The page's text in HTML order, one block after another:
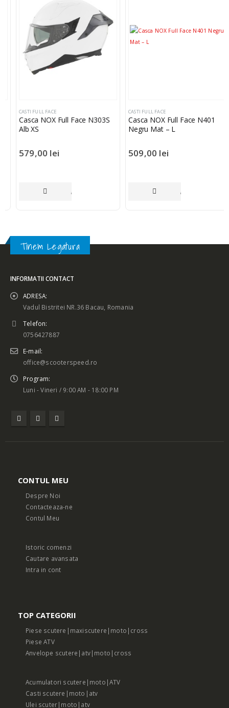
CASTI FULL FACE
Casca NOX Full Face N303S
Alb XS
579,00lei
ADAUGĂ ÎN COȘ
CASTI FULL FACE
Casca NOX Full Face N401
Negru Mat – L
509,00lei
ADAUGĂ ÎN COȘ
Tinem Legatura
INFORMATII CONTACT
ADRESA:
Vadul Bistritei NR.36 Bacau, Romania
Telefon:
0756427887
E-mail:
office@scooterspeed.ro
Program:
Luni - Vineri / 9:00 AM - 18:00 PM
CONTUL MEU
Despre Noi
Contacteaza-ne
Contul Meu
Istoric comenzi
Cautare avansata
Intra in cont
TOP CATEGORII
Piese scutere|maxiscutere|moto|cross
Piese ATV
Anvelope scutere|atv|moto|cross
Acumulatori scutere|moto|ATV
Casti scutere|moto|atv
Ulei scuter|moto|atv